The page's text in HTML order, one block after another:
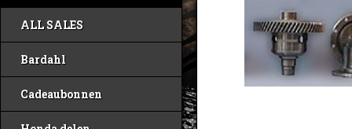
ALL SALES
Bardahl
Cadeaubonnen